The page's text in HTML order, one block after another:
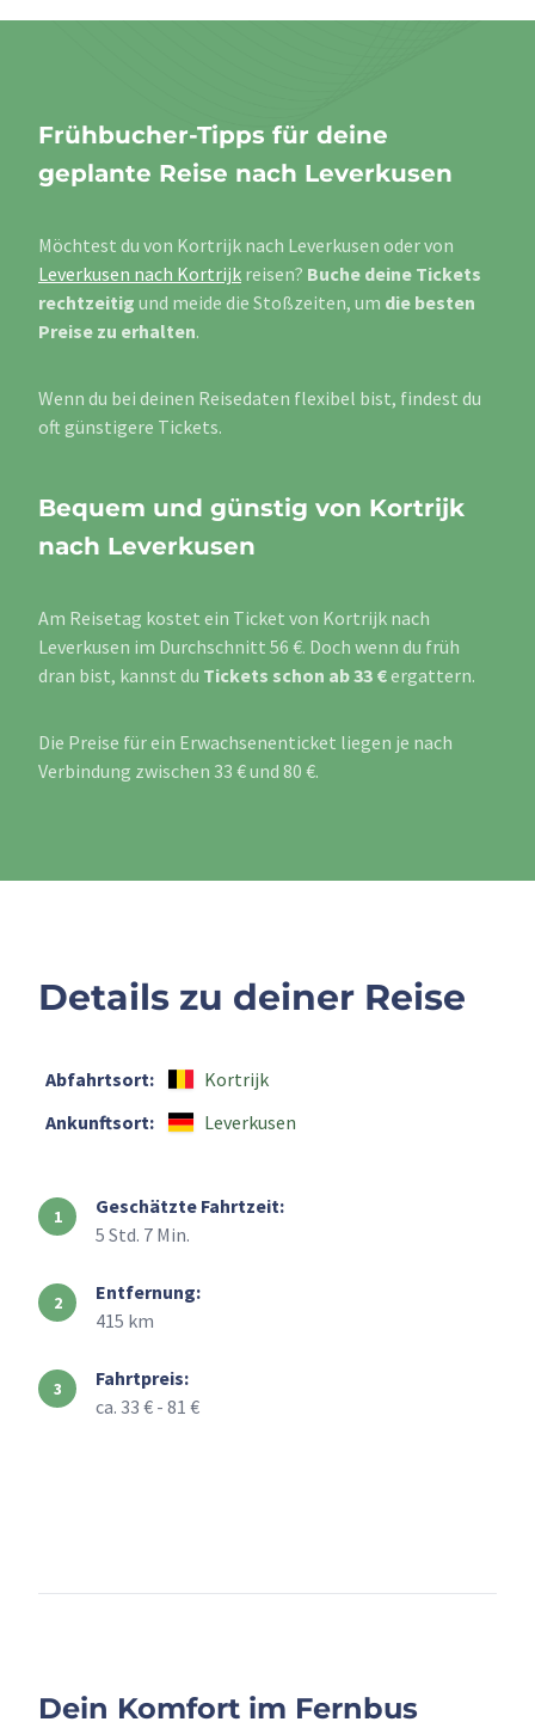
Frühbucher-Tipps für deine
geplante Reise nach Leverkusen
Möchtest du von Kortrijk nach Leverkusen oder von
Leverkusen nach Kortrijk reisen? Buche deine Tickets
rechtzeitig und meide die Stoßzeiten, um die besten
Preise zu erhalten.
Wenn du bei deinen Reisedaten flexibel bist, findest du
oft günstigere Tickets.
Bequem und günstig von Kortrijk
nach Leverkusen
Am Reisetag kostet ein Ticket von Kortrijk nach
Leverkusen im Durchschnitt 56 €. Doch wenn du früh
dran bist, kannst du Tickets schon ab 33 €ergattern.
Die Preise für ein Erwachsenenticket liegen je nach
Verbindung zwischen 33 € und 80 €.
Details zu deiner Reise
Abfahrtsort:
Kortrijk
Ankunftsort:
Leverkusen
Geschätzte Fahrtzeit:
5 Std. 7 Min.
Entfernung:
415 km
Fahrtpreis:
ca. 33 € - 81 €
Dein Komfort im Fernbus